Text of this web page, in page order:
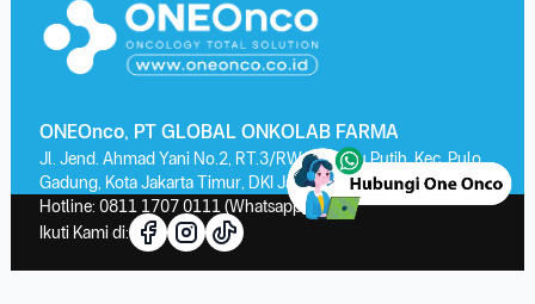
ONEOnco, PT GLOBAL ONKOLAB FARMA
Jl. Jend. Ahmad Yani No.2, RT.3/RW.13, Kayu Putih, Kec. Pulo
Gadung, Kota Jakarta Timur, DKI Jakarta 13210
Hotline: 0811 1707 0111 (Whatsapp)
Ikuti Kami di: